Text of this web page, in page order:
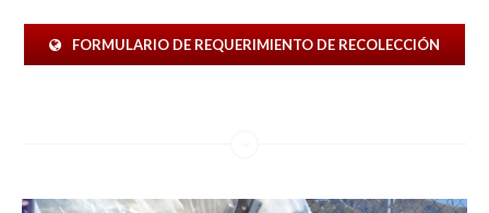
FORMULARIO DE REQUERIMIENTO DE RECOLECCIÓN